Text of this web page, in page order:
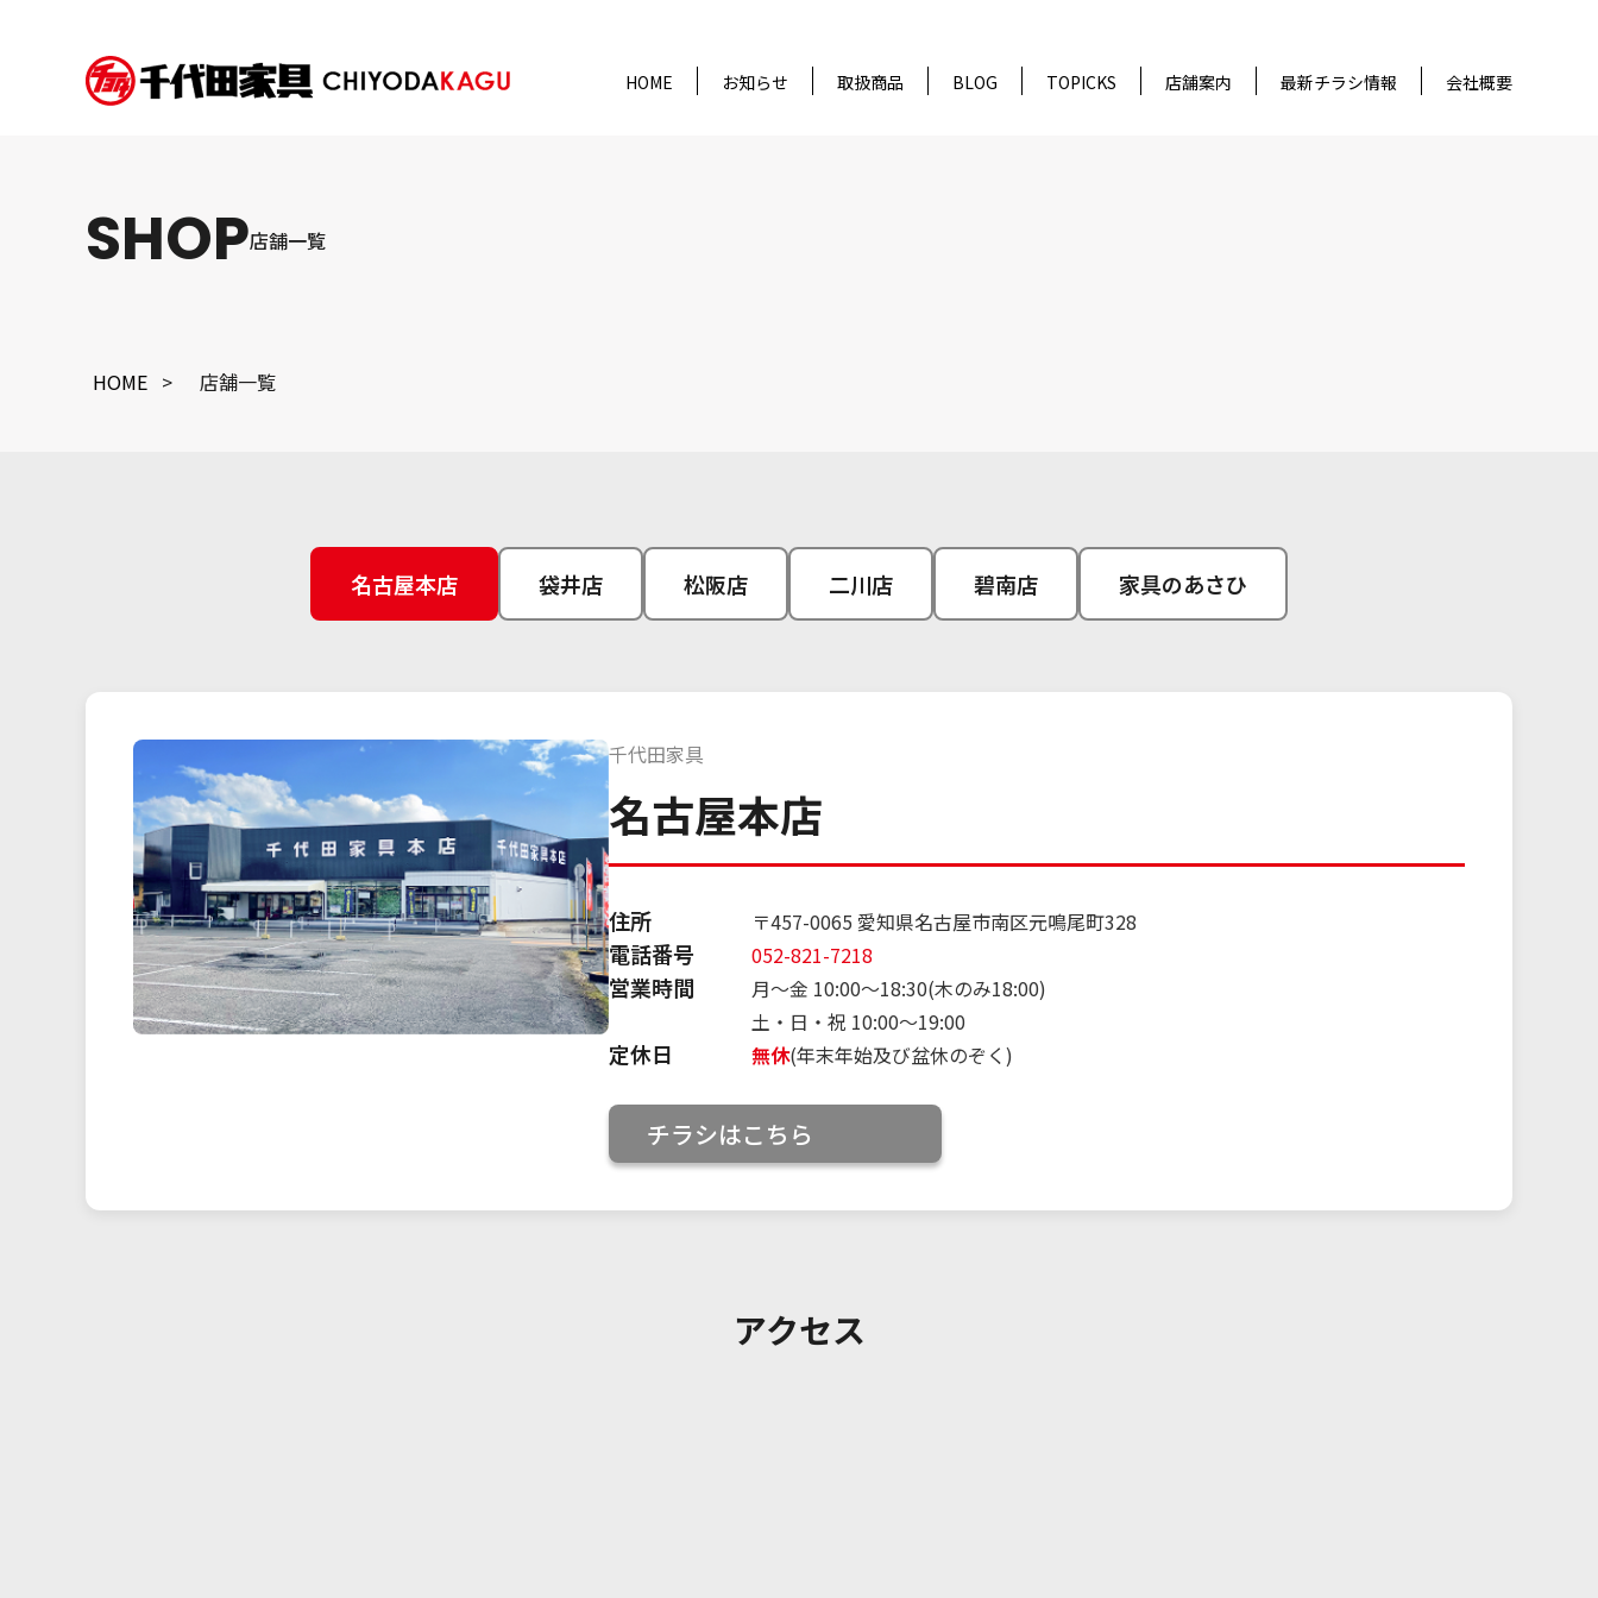
HOME お知らせ 取扱商品 BLOG TOPICKS 店舗案内 最新チラシ情報 会社概要
SHOP店舗一覧
HOME 店舗一覧
名古屋本店 袋井店 松阪店 二川店 碧南店 家具のあさひ
千代田家具
名古屋本店
住所 〒457-0065 愛知県名古屋市南区元鳴尾町328
電話番号 052-821-7218
営業時間
月～金 10:00～18:30(木のみ18:00)
土・日・祝 10:00～19:00
定休日 無休(年末年始及び盆休のぞく)
チラシはこちら
アクセス